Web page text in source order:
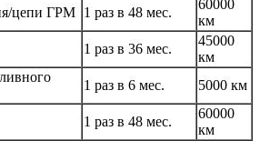
цепи ГРМ 1 раз в 48 мес.
60000
км
1 раз в 36 мес.
45000
км
1 раз в 6 мес. 5000 км
1 раз в 48 мес.
60000
км